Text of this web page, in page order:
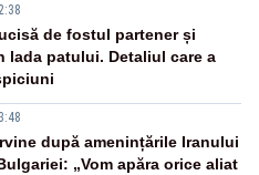
de fostul partener și
lada patului. Detaliul care a
după amenințările Iranului
„Vom apăra orice aliat